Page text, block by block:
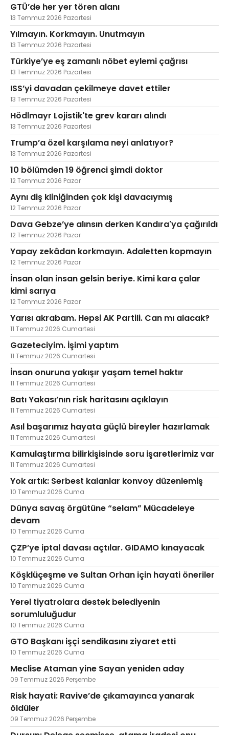
GTÜ’de her yer tören alanı
13 Temmuz 2026 Pazartesi
Yılmayın. Korkmayın. Unutmayın
13 Temmuz 2026 Pazartesi
Türkiye’ye eş zamanlı nöbet eylemi çağrısı
13 Temmuz 2026 Pazartesi
ISS’yi davadan çekilmeye davet ettiler
13 Temmuz 2026 Pazartesi
Hödlmayr Lojistik'te grev kararı alındı
13 Temmuz 2026 Pazartesi
Trump’a özel karşılama neyi anlatıyor?
13 Temmuz 2026 Pazartesi
10 bölümden 19 öğrenci şimdi doktor
12 Temmuz 2026 Pazar
Aynı diş kliniğinden çok kişi davacıymış
12 Temmuz 2026 Pazar
Dava Gebze’ye alınsın derken Kandıra'ya çağırıldı
12 Temmuz 2026 Pazar
Yapay zekâdan korkmayın. Adaletten kopmayın
12 Temmuz 2026 Pazar
İnsan olan insan gelsin beriye. Kimi kara çalar
kimi sarıya
12 Temmuz 2026 Pazar
Yarısı akrabam. Hepsi AK Partili. Can mı alacak?
11 Temmuz 2026 Cumartesi
Gazeteciyim. İşimi yaptım
11 Temmuz 2026 Cumartesi
İnsan onuruna yakışır yaşam temel haktır
11 Temmuz 2026 Cumartesi
Batı Yakası’nın risk haritasını açıklayın
11 Temmuz 2026 Cumartesi
Asıl başarımız hayata güçlü bireyler hazırlamak
11 Temmuz 2026 Cumartesi
Kamulaştırma bilirkişisinde soru işaretlerimiz var
11 Temmuz 2026 Cumartesi
Yok artık: Serbest kalanlar konvoy düzenlemiş
10 Temmuz 2026 Cuma
Dünya savaş örgütüne “selam” Mücadeleye
devam
10 Temmuz 2026 Cuma
ÇZP’ye iptal davası açtılar. GIDAMO kınayacak
10 Temmuz 2026 Cuma
Köşklüçeşme ve Sultan Orhan için hayati öneriler
10 Temmuz 2026 Cuma
Yerel tiyatrolara destek belediyenin
sorumluluğudur
10 Temmuz 2026 Cuma
GTO Başkanı işçi sendikasını ziyaret etti
10 Temmuz 2026 Cuma
Meclise Ataman yine Sayan yeniden aday
09 Temmuz 2026 Perşembe
Risk hayati: Ravive’de çıkamayınca yanarak
öldüler
09 Temmuz 2026 Perşembe